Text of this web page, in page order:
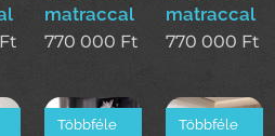
Ft
matraccal
770 000 Ft
matraccal
770 000 Ft
Többféle
Többféle